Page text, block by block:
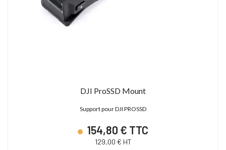
DJI ProSSD Mount
Support pour DJI PROSSD
154,80 € TTC
129,00 € HT